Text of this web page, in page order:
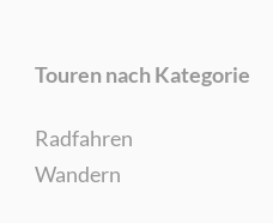
Touren nach Kategorie
Radfahren
Wandern